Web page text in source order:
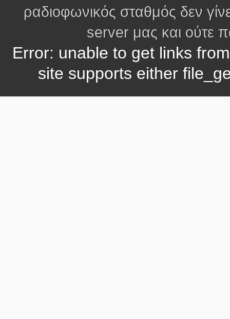
ραδιοφωνικός σταθμός δεν
server μας και ούτε
Error: unable to get links
site supports either